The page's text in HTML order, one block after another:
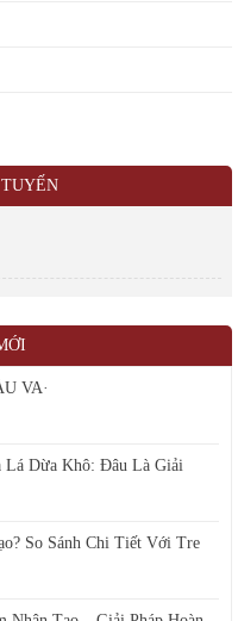
xây dựng nhà mái lácửa
VA·
Lá Dừa Khô: Đâu Là Giải
So Sánh Chi Tiết Với Tre